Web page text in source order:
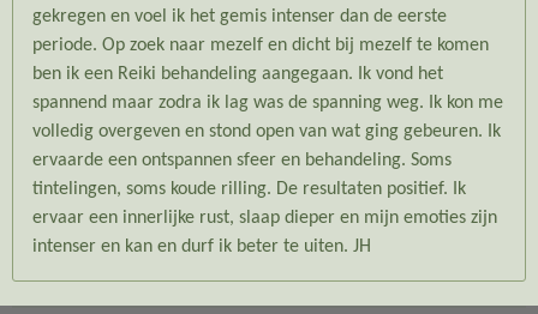
gekregen en voel ik het gemis intenser dan de eerste
periode. Op zoek naar mezelf en dicht bij mezelf te komen
ben ik een Reiki behandeling aangegaan. Ik vond het
spannend maar zodra ik lag was de spanning weg. Ik kon me
volledig overgeven en stond open van wat ging gebeuren. Ik
ervaarde een ontspannen sfeer en behandeling. Soms
tintelingen, soms koude rilling. De resultaten positief. Ik
ervaar een innerlijke rust, slaap dieper en mijn emoties zijn
intenser en kan en durf ik beter te uiten. JH